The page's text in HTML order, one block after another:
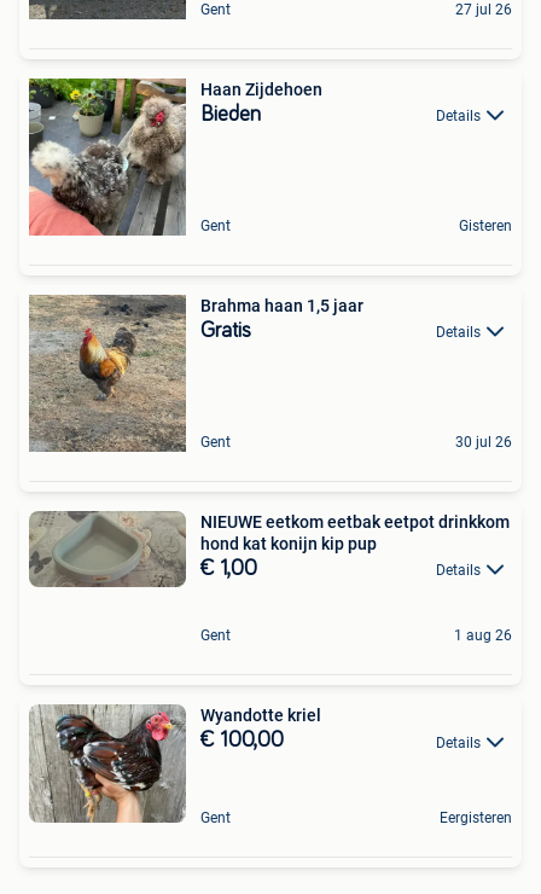
Gent 27 jul 26
Haan Zijdehoen
Bieden Details
Gent Gisteren
Brahma haan 1,5 jaar
Gratis Details
Gent 30 jul 26
NIEUWE eetkom eetbak eetpot drinkkom
hond kat konijn kip pup
€ 1,00 Details
Gent 1 aug 26
Wyandotte kriel
€ 100,00 Details
Gent Eergisteren